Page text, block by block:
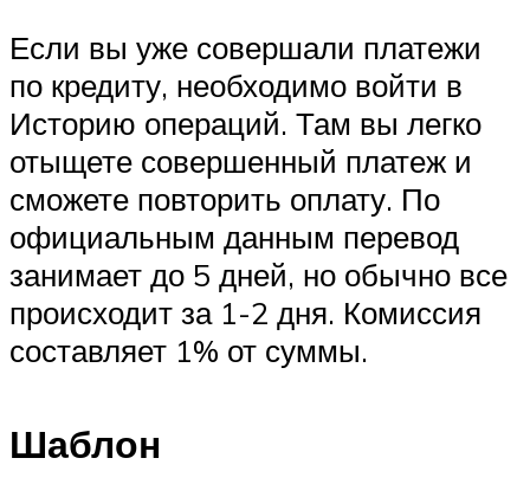
Если вы уже совершали платежи
по кредиту, необходимо войти в
Историю операций. Там вы легко
отыщете совершенный платеж и
сможете повторить оплату. По
официальным данным перевод
занимает до 5 дней, но обычно все
происходит за 1-2 дня. Комиссия
составляет 1% от суммы.
Шаблон